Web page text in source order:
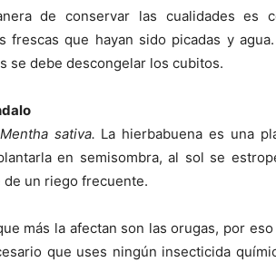
de conservar las cualidades es
frescas que hayan sido picadas y
se debe descongelar los cubitos.
Mentha sativa. La hierbabuena es una
en semisombra, al sol se
un riego frecuente.
más la afectan son las orugas, por
que uses ningún insecticida